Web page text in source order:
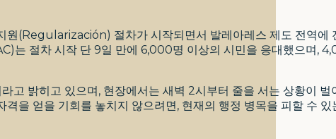
(Regularización) 절차가 시작되면서 발레아레스 제도 전역에
는 절차 시작 단 9일 만에 6,000명 이상의 시민을 응대했으며,
고 밝히고 있으며, 현장에서는 새벽 2시부터 줄을 서는 상황이 벌
격을 얻을 기회를 놓치지 않으려면, 현재의 행정 병목을 피할 수 있